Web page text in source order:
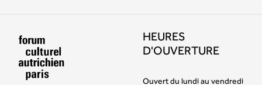
HEURES
D'OUVERTURE
Ouvert du lundi au vendredi